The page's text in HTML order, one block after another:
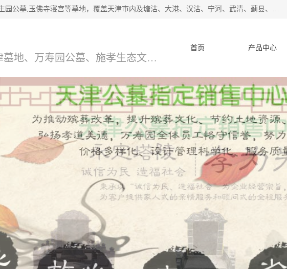
*主营范围：永安陵公墓,永乐园公墓,兰生园公墓,玉佛寺寝宫等墓地，覆盖天津市内及塘沽、大港、汉沽、宁河、武清、蓟县、静海、廊坊、北京、沧州等区域本中心由中国公墓网、天津公墓网、中国陵网、中国周易学会联合推举，我们的团队将会以优质的服务，竭诚为您服务，期待您的来电。
天津公墓、天津墓地、万寿园公墓、施孝生态文化陵园
首页 产品中心